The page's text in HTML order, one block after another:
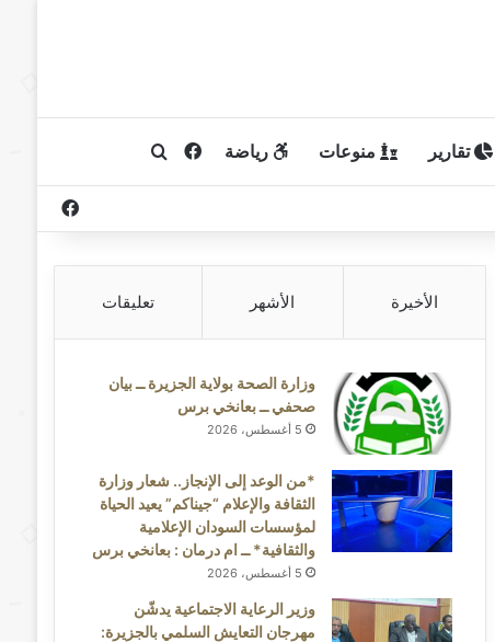
تقارير منوعات رياضة فيسبوكبحث عن
الأخيرة الأشهر تعليقات
وزارة الصحة بولاية الجزيرة ــ بيان
صحفي ــ بعانخي برس
5 أغسطس، 2026
*من الوعد إلى الإنجاز.. شعار وزارة
الثقافة والإعلام “جيناكم” يعيد الحياة
لمؤسسات السودان الإعلامية
والثقافية* ــ ام درمان : بعانخي برس
5 أغسطس، 2026
وزير الرعاية الاجتماعية يدشّن
مهرجان التعايش السلمي بالجزيرة: